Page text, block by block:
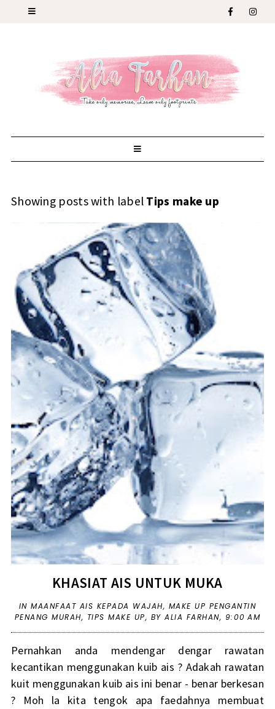
Showing posts with label Tips make up
KHASIAT AIS UNTUK MUKA
INMAANFAAT AIS KEPADA WAJAH, MAKE UP PENGANTIN
PENANG MURAH, TIPS MAKE UP, BY ALIA FARHAN, 9:00 AM
Pernahkan anda mendengar dengar rawatan
kecantikan menggunakan kuib ais ? Adakah rawatan
kuit menggunakan kuib ais ini benar - benar berkesan
? Moh la kita tengok apa faedahnya membuat